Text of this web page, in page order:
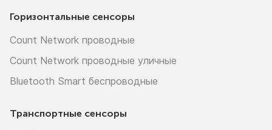
Горизонтальные сенсоры
Count Network проводные
Count Network проводные уличные
Bluetooth Smart беспроводные
Транспортные сенсоры